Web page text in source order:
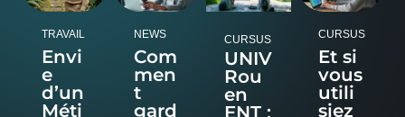
TRAVAIL
Envi
e
d’un
Méti
NEWS
Com
men
t
gard
CURSUS
UNIV
Rou
en
ENT :
CURSUS
Et si
vous
utili
siez